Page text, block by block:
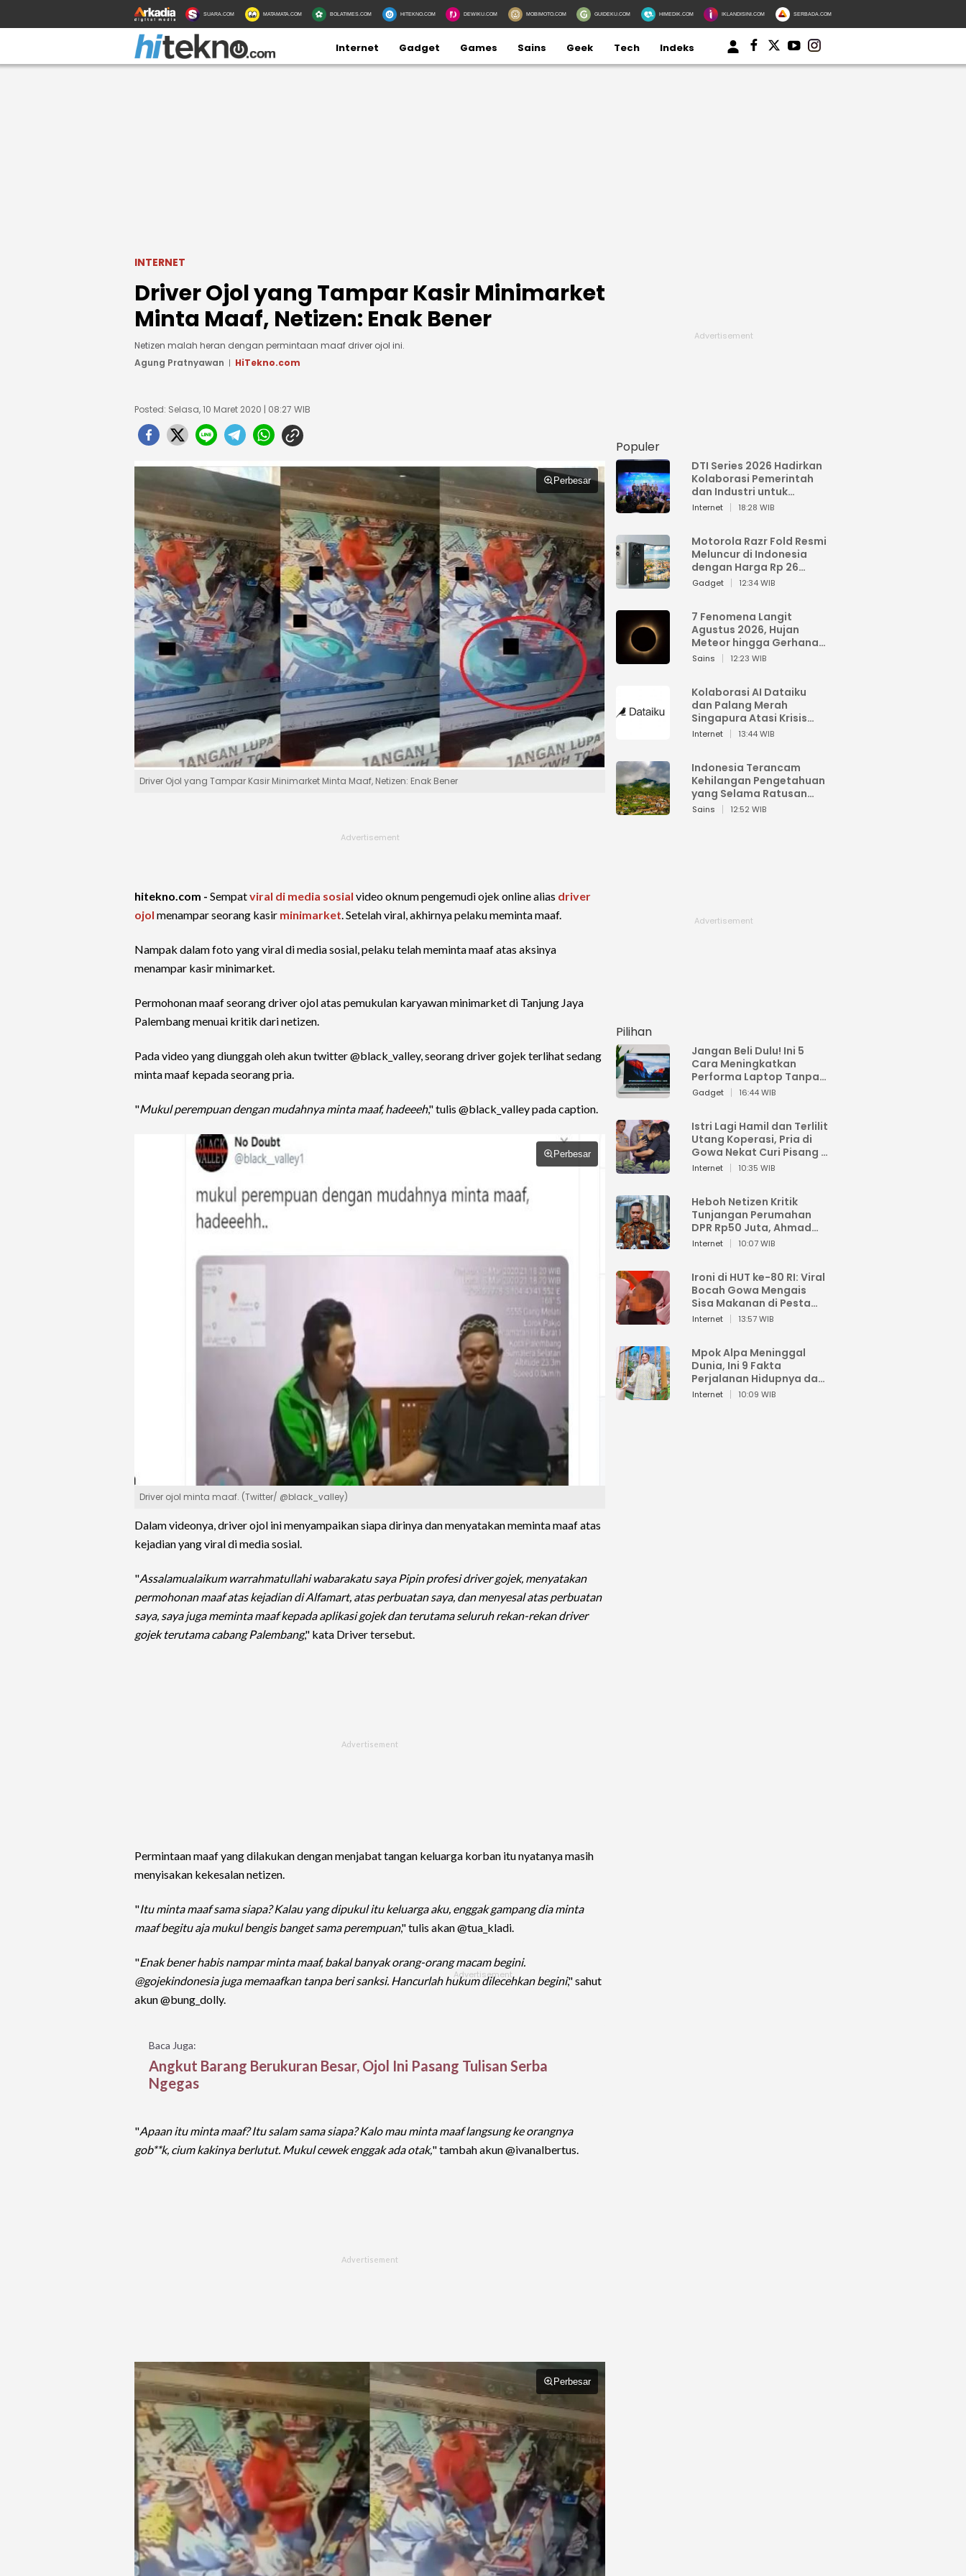
SUARA.COM MATAMATA.COM BOLATIMES.COM HITEKNO.COM DEWIKU.COM MOBIMOTO.COM GUIDEKU.COM HIMEDIK.COM IKLANDISINI.COM SERBADA.COM
Internet Gadget Games Sains Geek Tech Indeks
INTERNET
Driver Ojol yang Tampar Kasir Minimarket
Minta Maaf, Netizen: Enak Bener
Netizen malah heran dengan permintaan maaf driver ojol ini.
Agung Pratnyawan
HiTekno.com
Posted: Selasa, 10 Maret 2020 | 08:27 WIB
Perbesar
Driver Ojol yang Tampar Kasir Minimarket Minta Maaf, Netizen: Enak Bener
hitekno.com - Sempatviral di media sosial video oknum pengemudi ojek online alias driver
ojol menampar seorang kasir minimarket. Setelah viral, akhirnya pelaku meminta maaf.
Nampak dalam foto yang viral di media sosial, pelaku telah meminta maaf atas aksinya
menampar kasir minimarket.
Permohonan maaf seorang driver ojol atas pemukulan karyawan minimarket di Tanjung Jaya
Palembang menuai kritik dari netizen.
Pada video yang diunggah oleh akun twitter @black_valley, seorang driver gojek terlihat sedang
minta maaf kepada seorang pria.
"Mukul perempuan dengan mudahnya minta maaf, hadeeeh," tulis @black_valley pada caption.
Perbesar
Driver ojol minta maaf. (Twitter/ @black_valley)
Dalam videonya, driver ojol ini menyampaikan siapa dirinya dan menyatakan meminta maaf atas
kejadian yang viral di media sosial.
"Assalamualaikum warrahmatullahi wabarakatu saya Pipin profesi driver gojek, menyatakan
permohonan maaf atas kejadian di Alfamart, atas perbuatan saya, dan menyesal atas perbuatan
saya, saya juga meminta maaf kepada aplikasi gojek dan terutama seluruh rekan-rekan driver
gojek terutama cabang Palembang," kata Driver tersebut.
Permintaan maaf yang dilakukan dengan menjabat tangan keluarga korban itu nyatanya masih
menyisakan kekesalan netizen.
"Itu minta maaf sama siapa? Kalau yang dipukul itu keluarga aku, enggak gampang dia minta
maaf begitu aja mukul bengis banget sama perempuan," tulis akan @tua_kladi.
"Enak bener habis nampar minta maaf, bakal banyak orang-orang macam begini.
@gojekindonesia juga memaafkan tanpa beri sanksi. Hancurlah hukum dilecehkan begini," sahut
akun @bung_dolly.
Baca Juga:
Angkut Barang Berukuran Besar, Ojol Ini Pasang Tulisan Serba
Ngegas
"Apaan itu minta maaf? Itu salam sama siapa? Kalo mau minta maaf langsung ke orangnya
gob**k, cium kakinya berlutut. Mukul cewek enggak ada otak," tambah akun @ivanalbertus.
Perbesar
Populer
DTI Series 2026 Hadirkan
Kolaborasi Pemerintah
dan Industri untuk
Percepatan
Internet 18:28 WIB
Motorola Razr Fold Resmi
Meluncur di Indonesia
dengan Harga Rp 26
Jutaan
Gadget 12:34 WIB
7 Fenomena Langit
Agustus 2026, Hujan
Meteor hingga Gerhana
Matahari
Sains 12:23 WIB
Kolaborasi AI Dataiku
dan Palang Merah
Singapura Atasi Krisis
Bencana
Internet 13:44 WIB
Indonesia Terancam
Kehilangan Pengetahuan
yang Selama Ratusan
Tahun Menjaga Alam
Sains 12:52 WIB
Pilihan
Jangan Beli Dulu! Ini 5
Cara Meningkatkan
Performa Laptop Tanpa
Harus Beli Baru
Gadget 16:44 WIB
Istri Lagi Hamil dan Terlilit
Utang Koperasi, Pria di
Gowa Nekat Curi Pisang 4
Tandan Milik Tetangga,
Internet 10:35 WIB
Heboh Netizen Kritik
Tunjangan Perumahan
DPR Rp50 Juta, Ahmad
Sahroni: Enggak Senang
Internet 10:07 WIB
Ironi di HUT ke-80 RI: Viral
Bocah Gowa Mengais
Sisa Makanan di Pesta
Kemerdekaan
Internet 13:57 WIB
Mpok Alpa Meninggal
Dunia, Ini 9 Fakta
Perjalanan Hidupnya dari
Viral hingga Puncak
Internet 10:09 WIB